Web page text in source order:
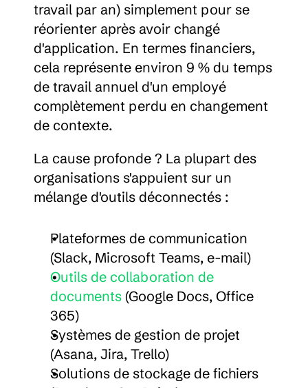
travail par an) simplement pour se
réorienter après avoir changé
d'application. En termes financiers,
cela représente environ 9 % du temps
de travail annuel d'un employé
complètement perdu en changement
de contexte.
La cause profonde ? La plupart des
organisations s'appuient sur un
mélange d'outils déconnectés :
Plateformes de communication
(Slack, Microsoft Teams, e-mail)
Outils de collaboration de
documents (Google Docs, Office
365)
Systèmes de gestion de projet
(Asana, Jira, Trello)
Solutions de stockage de fichiers